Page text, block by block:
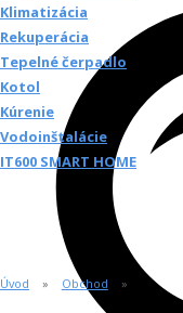
Klimatizácia
Rekuperácia
Tepelné čerpadlo
Kotol
Kúrenie
Vodoinštalácie
IT600 SMART HOME
Úvod Obchod